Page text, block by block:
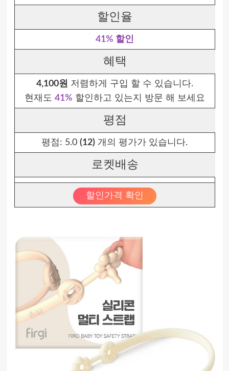
할인율
41% 할인
혜택
4,100원 저렴하게 구입 할 수 있습니다.
현재도 41% 할인하고 있는지 방문 해 보세요
평점
평점: 5.0 (12) 개의 평가가 있습니다.
로켓배송
할인가격 확인